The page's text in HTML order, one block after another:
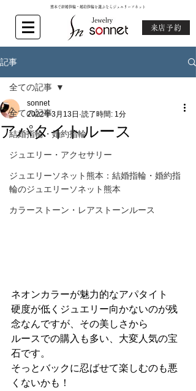
熊本で結婚指輪・婚約指輪を選ぶならジュエリーソネット
来店予約
記事
全ての記事
結婚指輪・婚約指輪
ジュエリー・アクセサリー
ジュエリーソネット熊本：結婚指輪・婚約指
輪のジュエリーソネット熊本
カラーストーン・レアストーンルース
全ての記事
アパタイトルース
sonnet
2022年3月13日 読了時間: 1分
ネオンカラーが魅力的なアパタイト
硬度が低くジュエリー向かないのが残
念なんですが、その美しさから
ルースでの購入も多い、大変人気の宝
石です。
そっとバックに忍ばせて楽しむのも悪
くないかも！